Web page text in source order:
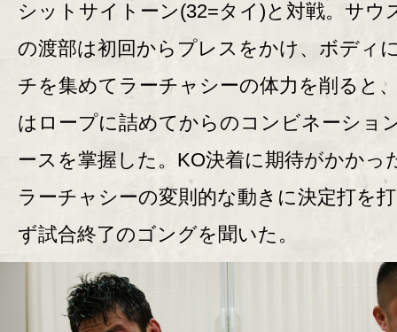
シットサイトーン(32=タイ)と対戦。サウ
の渡部は初回からプレスをかけ、ボディ
チを集めてラーチャシーの体力を削ると
はロープに詰めてからのコンビネーショ
ースを掌握した。KO決着に期待がかかっ
ラーチャシーの変則的な動きに決定打を
ず試合終了のゴングを聞いた。